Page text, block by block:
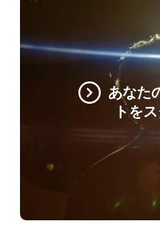
あなた
トを